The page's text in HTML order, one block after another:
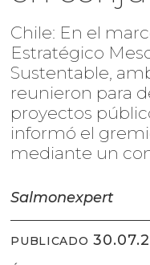
Chile: En el
Estratégico
Sustentable,
reunieron para
proyectos
informó el
mediante un
Salmonexpert
PUBLICADO